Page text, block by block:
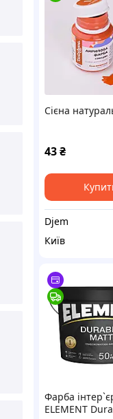
Сієна
43₴
Djem
Київ
Фарба
ELEMENT